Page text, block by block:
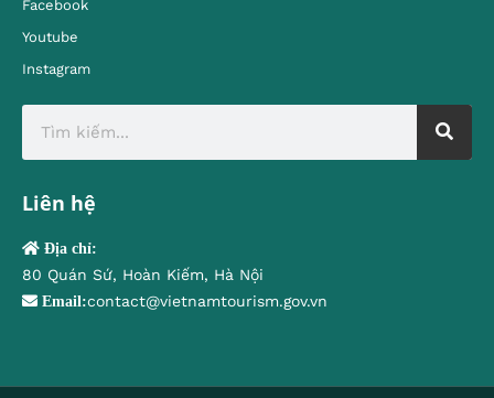
Facebook
Youtube
Instagram
Liên hệ
Địa chỉ:
80 Quán Sứ, Hoàn Kiếm, Hà Nội
Email:contact@vietnamtourism.gov.vn